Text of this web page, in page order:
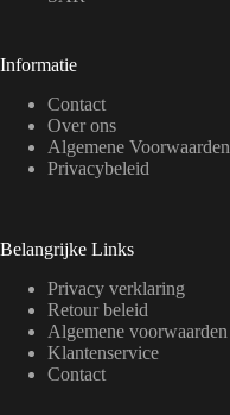
Informatie
Contact
Over ons
Algemene Voorwaarden
Privacybeleid
Belangrijke Links
Privacy verklaring
Retour beleid
Algemene voorwaarden
Klantenservice
Contact